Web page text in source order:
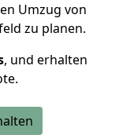
Umzug von
zu planen.
, und erhalten